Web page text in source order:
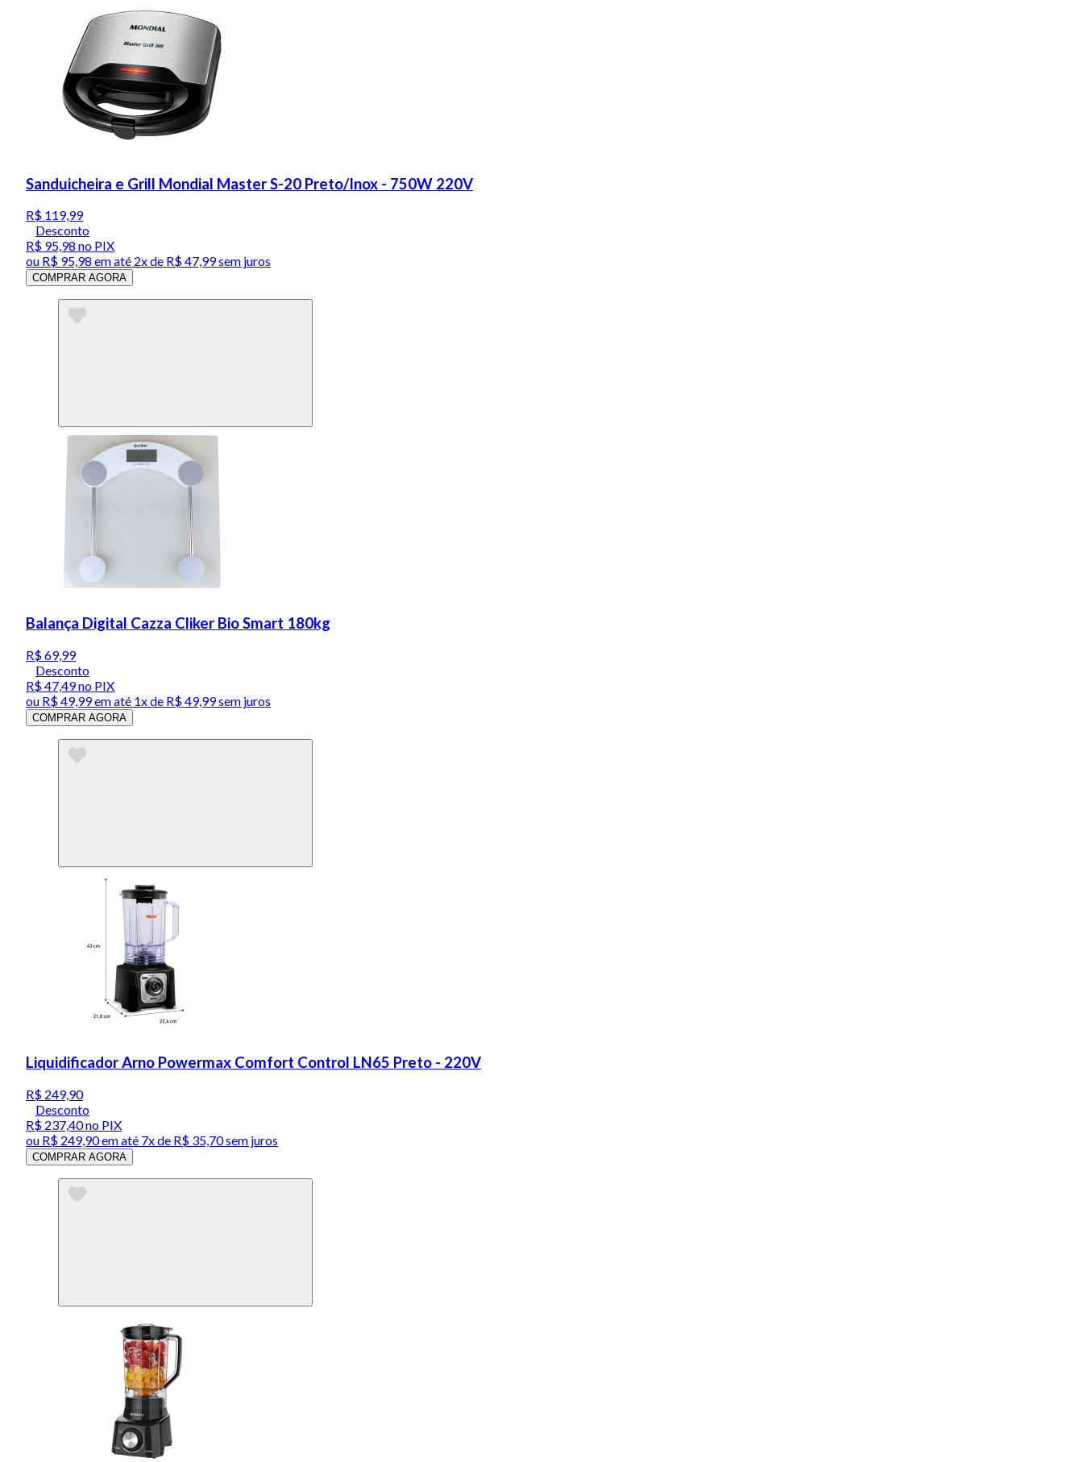
Sanduicheira e Grill Mondial Master S-20 Preto/Inox - 750W 220V
R$ 119,99
Desconto
R$ 95,98 no PIX
ou R$ 95,98 em até 2x de R$ 47,99 sem juros
COMPRAR AGORA
Balança Digital Cazza Cliker Bio Smart 180kg
R$ 69,99
Desconto
R$ 47,49no PIX
ou R$ 49,99em até 1x de R$ 49,99sem juros
COMPRAR AGORA
Liquidificador Arno Powermax Comfort Control LN65 Preto - 220V
R$ 249,90
Desconto
R$ 237,40no PIX
ou R$ 249,90em até 7x de R$ 35,70 sem juros
COMPRAR AGORA